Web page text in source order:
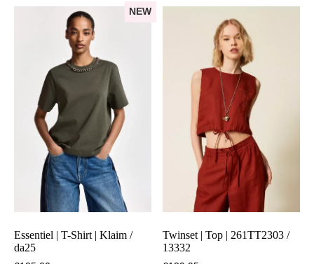
NEW
Essentiel | T-Shirt | Klaim /
da25
Twinset | Top | 261TT2303 /
13332